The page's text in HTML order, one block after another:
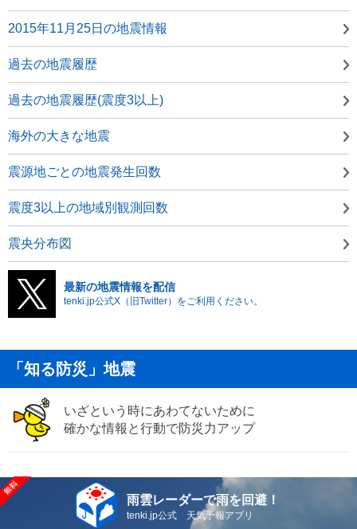
2015年11月25日の地震情報
過去の地震履歴
過去の地震履歴(震度3以上)
海外の大きな地震
震源地ごとの地震発生回数
震度3以上の地域別観測回数
震央分布図
最新の地震情報を配信
tenki.jp公式X（旧Twitter）をご利用ください。
「知る防災」地震
いざという時にあわてないために
確かな情報と行動で防災力アップ
雨雲レーダーで雨を回避！
tenki.jp公式 天気予報アプリ